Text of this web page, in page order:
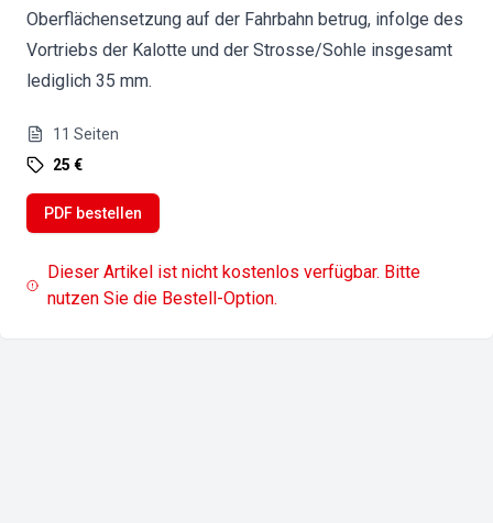
Oberflächensetzung auf der Fahrbahn betrug, infolge des
Vortriebs der Kalotte und der Strosse/Sohle insgesamt
lediglich 35 mm.
11 Seiten
25 €
PDF bestellen
Dieser Artikel ist nicht kostenlos verfügbar. Bitte
nutzen Sie die Bestell-Option.